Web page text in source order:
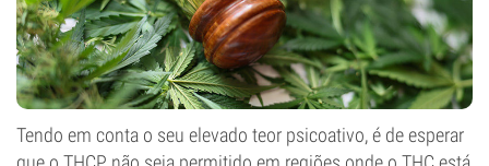
Tendo em conta o seu elevado teor psicoativo, é de esperar